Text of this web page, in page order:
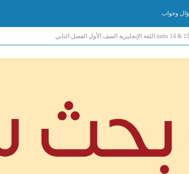
وجواب